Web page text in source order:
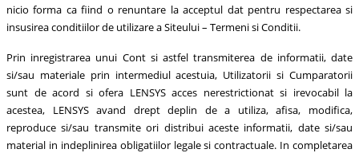
nicio forma ca fiind o renuntare la acceptul dat pentru respectarea si
insusirea conditiilor de utilizare a Siteului – Termeni si Conditii.
Prin inregistrarea unui Cont si astfel transmiterea de informatii, date
si/sau materiale prin intermediul acestuia, Utilizatorii si Cumparatorii
sunt de acord si ofera LENSYS acces nerestrictionat si irevocabil la
acestea, LENSYS avand drept deplin de a utiliza, afisa, modifica,
reproduce si/sau transmite ori distribui aceste informatii, date si/sau
material in indeplinirea obligatiilor legale si contractuale. In completarea